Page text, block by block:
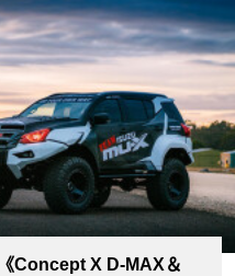
Concept X D-MAX＆